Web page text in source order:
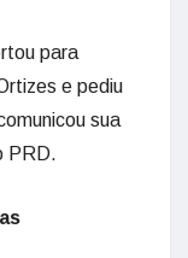
para
e pediu
sua
PRD.